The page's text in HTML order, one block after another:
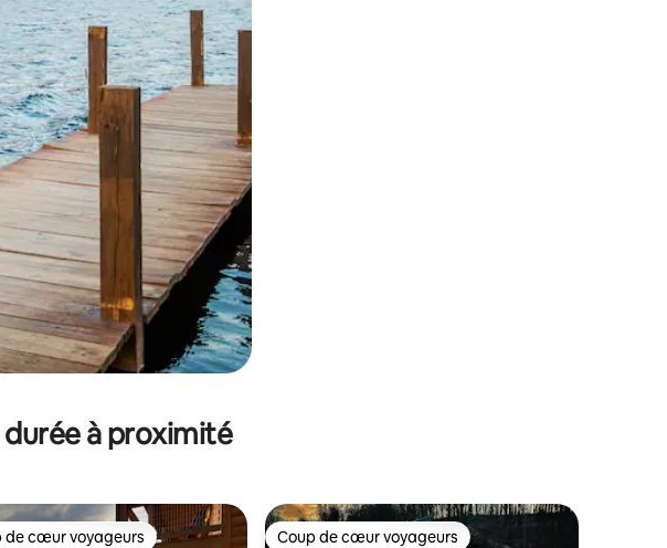
à proximité
de cœur voyageurs Coup de cœur voyageurs